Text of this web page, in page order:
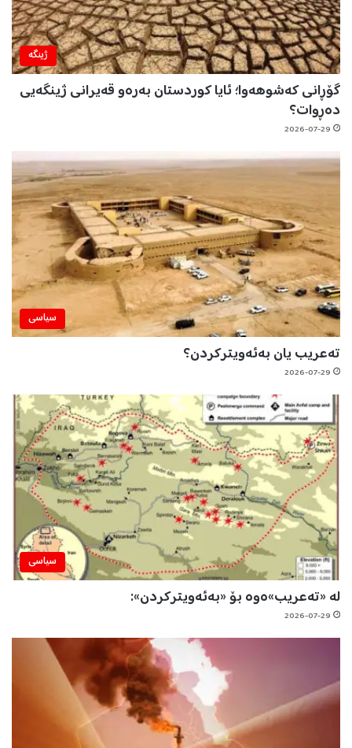
ژینگه‌
گۆڕانی کەشوهەوا؛ ئایا کوردستان بەرەو قەیرانی ژینگەیی
دەڕوات؟
2026-07-29
سیاسی
تەعریب یان بەئەویترکردن؟
2026-07-29
سیاسی
لە «تەعریب»ەوە بۆ «بەئەویترکردن»:
2026-07-29